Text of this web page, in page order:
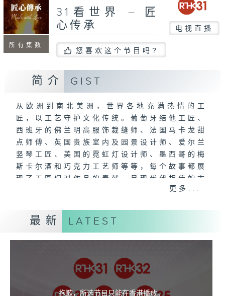
所有集数
31看世界 – 匠
心传承
电视直播
您喜欢这个节目吗?
简介 GIST
从欧洲到南北美洲，世界各地充满热情的工
匠，以工艺守护文化传统。葡萄牙结他工匠、
西班牙的佛兰明高服饰裁缝师、法国马卡龙甜
点师傅、英国贵族室内及园景设计师、爱尔兰
竖琴工匠、美国的霓虹灯设计师、墨西哥的梅
斯卡尔酒和巧克力工艺师等等，每个故事都展
现了工匠们对作品的奉献，呈现代代相传的古
老技艺，以及为这些珍贵传统注入活力。
From Portugal to Mexico, this
series celebrates the world’s most
passionate artisans, who preserve
innovative craftsmanship. Across
seven episodes, viewers journey
through rich landscapes — from
更多...
最新 LATEST
抱歉，所选节目只能在香港播放。